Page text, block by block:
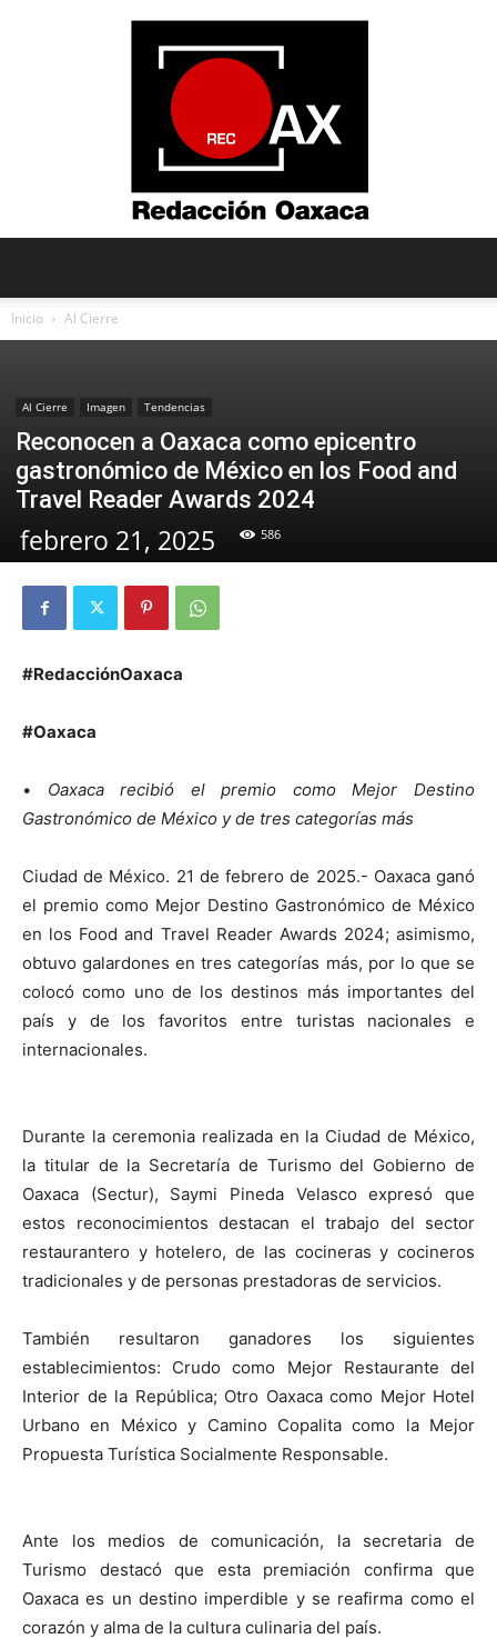
Inicio Al Cierre
Al Cierre Imagen Tendencias
Reconocen a Oaxaca como epicentro
gastronómico de México en los Food and
Travel Reader Awards 2024
febrero 21, 2025 586
#RedacciónOaxaca
#Oaxaca
• Oaxaca recibió el premio como Mejor Destino
Gastronómico de México y de tres categorías más
Ciudad de México. 21 de febrero de 2025.- Oaxaca ganó
el premio como Mejor Destino Gastronómico de México
en los Food and Travel Reader Awards 2024; asimismo,
obtuvo galardones en tres categorías más, por lo que se
colocó como uno de los destinos más importantes del
país y de los favoritos entre turistas nacionales e
internacionales.
Durante la ceremonia realizada en la Ciudad de México,
la titular de la Secretaría de Turismo del Gobierno de
Oaxaca (Sectur), Saymi Pineda Velasco expresó que
estos reconocimientos destacan el trabajo del sector
restaurantero y hotelero, de las cocineras y cocineros
tradicionales y de personas prestadoras de servicios.
También resultaron ganadores los siguientes
establecimientos: Crudo como Mejor Restaurante del
Interior de la República; Otro Oaxaca como Mejor Hotel
Urbano en México y Camino Copalita como la Mejor
Propuesta Turística Socialmente Responsable.
Ante los medios de comunicación, la secretaria de
Turismo destacó que esta premiación confirma que
Oaxaca es un destino imperdible y se reafirma como el
corazón y alma de la cultura culinaria del país.